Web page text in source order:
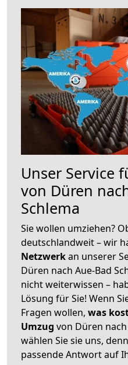
Unser Service
von Düren
Schlema
Sie wollen umziehen?
deutschlandweit – wir
Netzwerkan unserer
Düren nach Aue-Bad
nicht weiterwissen –
Lösung für Sie! Wenn
Fragen wollen, was
Umzug von Düren
wählen Sie sie uns,
passende Antwort auf